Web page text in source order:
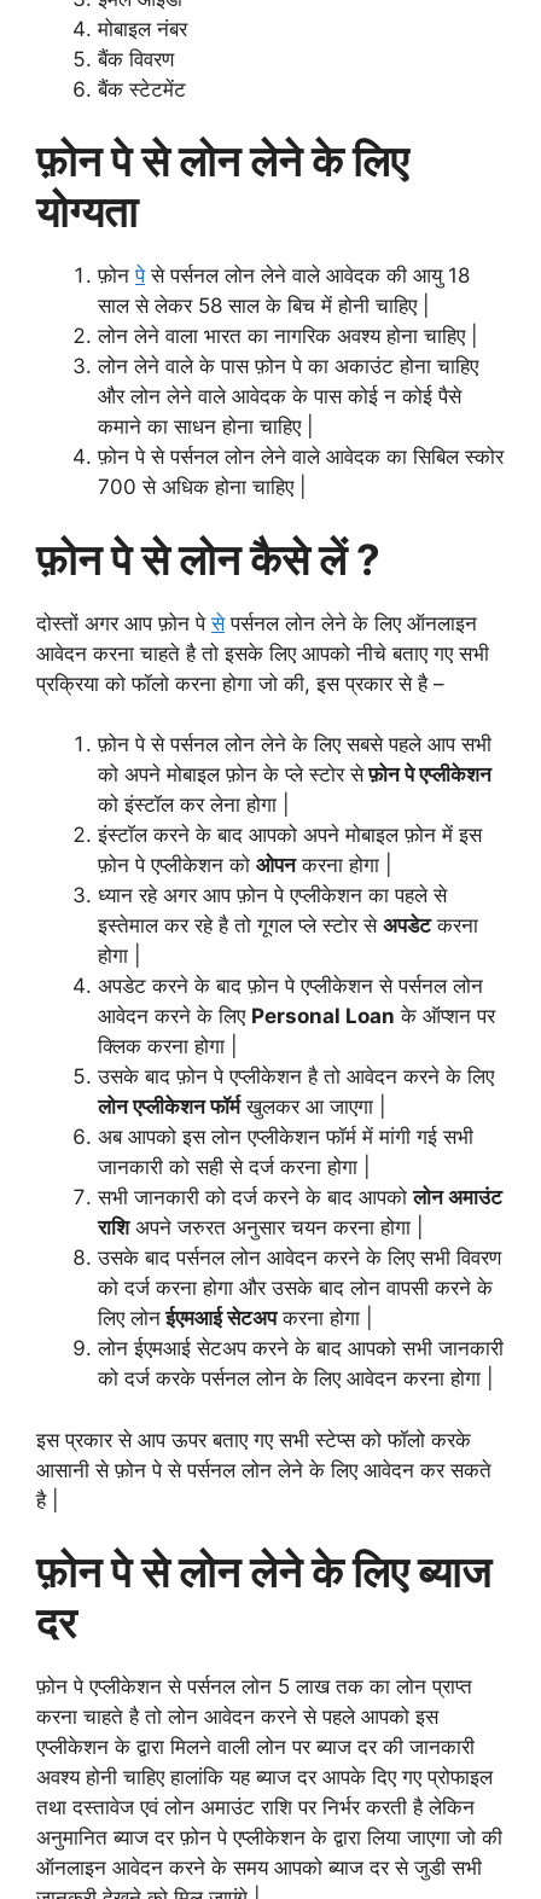
मोबाइल नंबर
बैंक विवरण
बैंक स्टेटमेंट
फ़ोन पे से लोन लेने के लिए
योग्यता
फ़ोनपेसे पर्सनल लोन लेने वाले आवेदक की आयु 18
साल से लेकर 58 साल के बिच में होनी चाहिए |
लोन लेने वाला भारत का नागरिक अवश्य होना चाहिए |
लोन लेने वाले के पास फ़ोन पे का अकाउंट होना चाहिए
और लोन लेने वाले आवेदक के पास कोई न कोई पैसे
कमाने का साधन होना चाहिए |
फ़ोन पे से पर्सनल लोन लेने वाले आवेदक का सिबिल स्कोर
700 से अधिक होना चाहिए |
फ़ोन पे से लोन कैसे लें ?
दोस्तों अगर आप फ़ोन पेसेपर्सनल लोन लेने के लिए ऑनलाइन
आवेदन करना चाहते है तो इसके लिए आपको नीचे बताए गए सभी
प्रक्रिया को फॉलो करना होगा जो की, इस प्रकार से है –
फ़ोन पे से पर्सनल लोन लेने के लिए सबसे पहले आप सभी
को अपने मोबाइल फ़ोन के प्ले स्टोर सेफ़ोन पे एप्लीकेशन
को इंस्टॉल कर लेना होगा |
इंस्टॉल करने के बाद आपको अपने मोबाइल फ़ोन में इस
फ़ोन पे एप्लीकेशन को ओपनकरना होगा |
ध्यान रहे अगर आप फ़ोन पे एप्लीकेशन का पहले से
इस्तेमाल कर रहे है तो गूगल प्ले स्टोर से अपडेटकरना
होगा |
अपडेट करने के बाद फ़ोन पे एप्लीकेशन से पर्सनल लोन
आवेदन करने के लिए Personal Loan के ऑप्शन पर
क्लिक करना होगा |
उसके बाद फ़ोन पे एप्लीकेशन है तो आवेदन करने के लिए
लोन एप्लीकेशन फॉर्मखुलकर आ जाएगा |
अब आपको इस लोन एप्लीकेशन फॉर्म में मांगी गई सभी
जानकारी को सही से दर्ज करना होगा |
सभी जानकारी को दर्ज करने के बाद आपकोलोन अमाउंट
राशिअपने जरुरत अनुसार चयन करना होगा |
उसके बाद पर्सनल लोन आवेदन करने के लिए सभी विवरण
को दर्ज करना होगा और उसके बाद लोन वापसी करने के
लिए लोनईएमआई सेटअपकरना होगा |
लोन ईएमआई सेटअप करने के बाद आपको सभी जानकारी
को दर्ज करके पर्सनल लोन के लिए आवेदन करना होगा |
इस प्रकार से आप ऊपर बताए गए सभी स्टेप्स को फॉलो करके
आसानी से फ़ोन पे से पर्सनल लोन लेने के लिए आवेदन कर सकते
है |
फ़ोन पे से लोन लेने के लिए ब्याज
दर
फ़ोन पे एप्लीकेशन से पर्सनल लोन 5 लाख तक का लोन प्राप्त
करना चाहते है तो लोन आवेदन करने से पहले आपको इस
एप्लीकेशन के द्वारा मिलने वाली लोन पर ब्याज दर की जानकारी
अवश्य होनी चाहिए हालांकि यह ब्याज दर आपके दिए गए प्रोफाइल
तथा दस्तावेज एवं लोन अमाउंट राशि पर निर्भर करती है लेकिन
अनुमानित ब्याज दर फ़ोन पे एप्लीकेशन के द्वारा लिया जाएगा जो की
ऑनलाइन आवेदन करने के समय आपको ब्याज दर से जुडी सभी